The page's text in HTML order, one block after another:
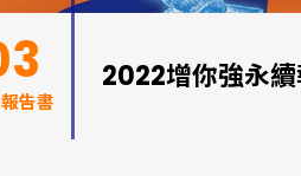
告書
2022增你強永